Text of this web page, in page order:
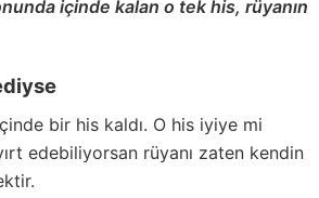
içinde kalan o tek his, rüyanın
bir his kaldı. O his iyiye mi
edebiliyorsan rüyanı zaten kendin